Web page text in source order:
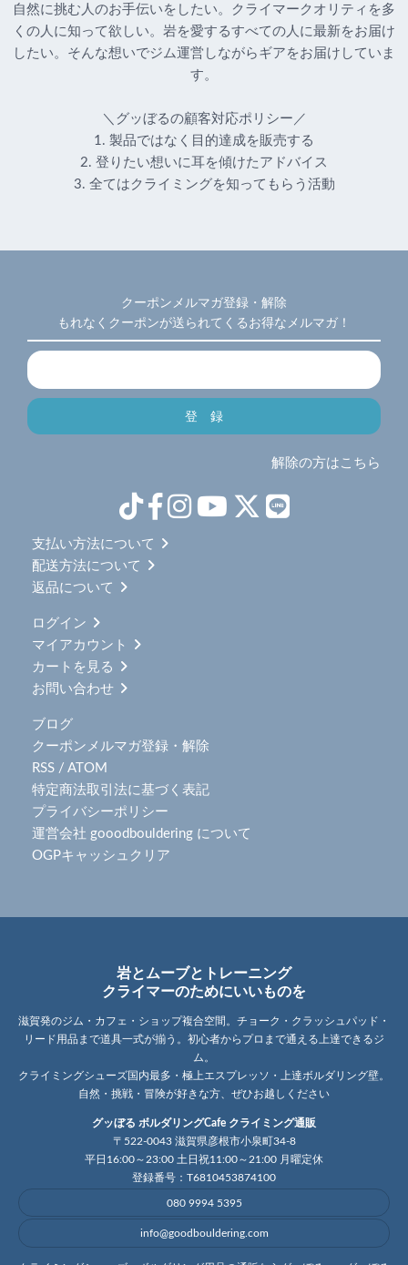
自然に挑む人のお手伝いをしたい。クライマークオリティを多
くの人に知って欲しい。岩を愛するすべての人に最新をお届け
したい。そんな想いでジム運営しながらギアをお届けしていま
す。
＼グッぼるの顧客対応ポリシー／
1. 製品ではなく目的達成を販売する
2. 登りたい想いに耳を傾けたアドバイス
3. 全てはクライミングを知ってもらう活動
クーポンメルマガ登録・解除
もれなくクーポンが送られてくるお得なメルマガ！
解除の方はこちら
支払い方法について
配送方法について
返品について
ログイン
マイアカウント
カートを見る
お問い合わせ
ブログ
クーポンメルマガ登録・解除
RSS / ATOM
特定商法取引法に基づく表記
プライバシーポリシー
運営会社 gooodbouldering について
OGPキャッシュクリア
岩とムーブとトレーニング
クライマーのためにいいものを
滋賀発のジム・カフェ・ショップ複合空間。チョーク・クラッシュパッド・
リード用品まで道具一式が揃う。初心者からプロまで通える上達できるジ
ム。
クライミングシューズ国内最多・極上エスプレッソ・上達ボルダリング壁。
自然・挑戦・冒険が好きな方、ぜひお越しください
グッぼる ボルダリングCafe クライミング通販
〒522-0043 滋賀県彦根市小泉町34-8
平日16:00～23:00 土日祝11:00～21:00 月曜定休
登録番号：T6810453874100
080 9994 5395
info@goodbouldering.com